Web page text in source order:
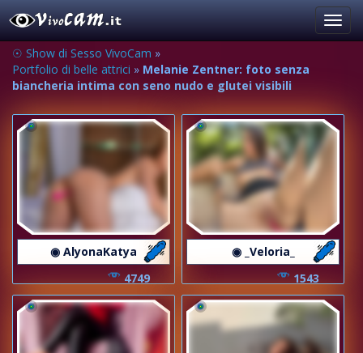
☉ Show di Sesso VivoCam »
Portfolio di belle attrici » Melanie Zentner: foto senza
biancheria intima con seno nudo e glutei visibili
◉ AlyonaKatya
4749
◉ _Veloria_
1543